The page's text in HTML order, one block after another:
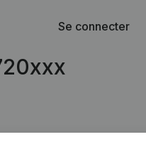
Se connecter